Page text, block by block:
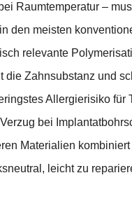
Raumtemperatur –
den meisten
relevante
die Zahnsubstanz und
Allergierisiko für
bei
Materialien
leicht zu